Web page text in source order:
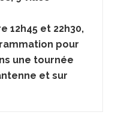
12h45 et 22h30,
pour
une tournée
et sur